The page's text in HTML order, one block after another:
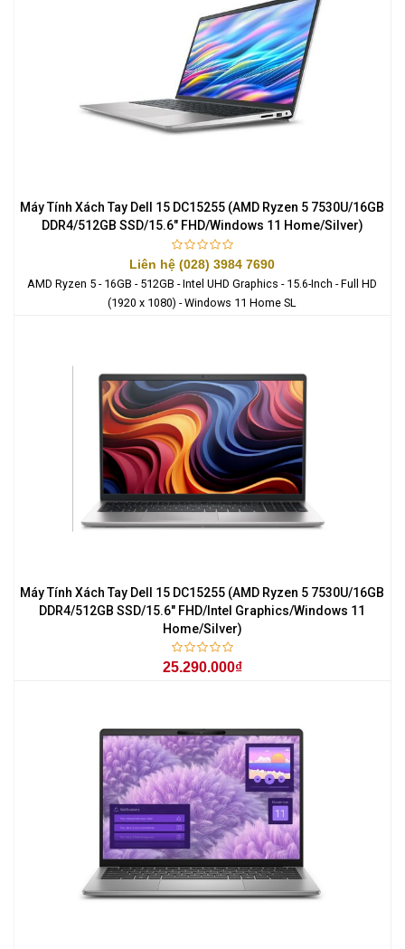
Máy Tính Xách Tay Dell 15 DC15255 (AMD Ryzen 5 7530U/16GB
DDR4/512GB SSD/15.6" FHD/Windows 11 Home/Silver)
Liên hệ (028) 3984 7690
AMD Ryzen 5 - 16GB - 512GB - Intel UHD Graphics - 15.6-Inch - Full HD
(1920 x 1080) - Windows 11 Home SL
Máy Tính Xách Tay Dell 15 DC15255 (AMD Ryzen 5 7530U/16GB
DDR4/512GB SSD/15.6" FHD/Intel Graphics/Windows 11
Home/Silver)
25.290.000₫